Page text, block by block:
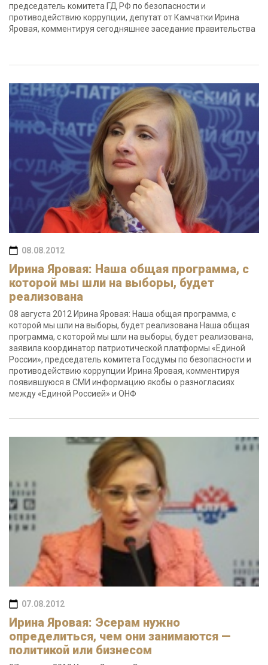
председатель комитета ГД РФ по безопасности и
противодействию коррупции, депутат от Камчатки Ирина
Яровая, комментируя сегодняшнее заседание правительства
08.08.2012
Ирина Яровая: Наша общая программа, с
которой мы шли на выборы, будет
реализована
08 августа 2012 Ирина Яровая: Наша общая программа, с
которой мы шли на выборы, будет реализована Наша общая
программа, с которой мы шли на выборы, будет реализована,
заявила координатор патриотической платформы «Единой
России», председатель комитета Госдумы по безопасности и
противодействию коррупции Ирина Яровая, комментируя
появившуюся в СМИ информацию якобы о разногласиях
между «Единой Россией» и ОНФ
07.08.2012
Ирина Яровая: Эсерам нужно
определиться, чем они занимаются —
политикой или бизнесом